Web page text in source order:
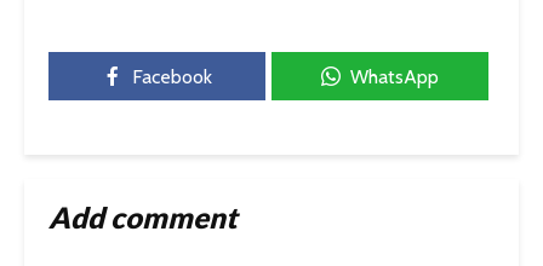
Facebook WhatsApp
Add comment